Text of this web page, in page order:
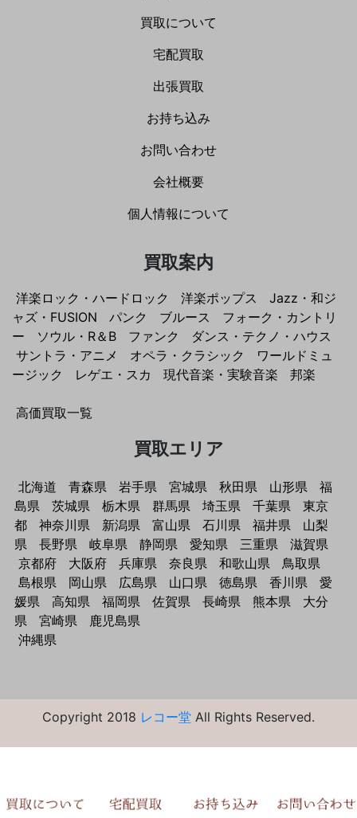
買取について
宅配買取
出張買取
お持ち込み
お問い合わせ
会社概要
個人情報について
買取案内
洋楽ロック・ハードロック 洋楽ポップス
Jazz・和ジ
ャズ・FUSION
パンク ブルース
フォーク・カントリ
ー
ソウル・R＆B ファンク
ダンス・テクノ・ハウス
サントラ・アニメ
オペラ・クラシック
ワールドミュ
ージック
レゲエ・スカ 現代音楽・実験音楽 邦楽
高価買取一覧
買取エリア
北海道 青森県 岩手県 宮城県 秋田県 山形県
福
島県
茨城県 栃木県 群馬県 埼玉県 千葉県
東京
都
神奈川県 新潟県 富山県 石川県 福井県
山梨
県
長野県 岐阜県 静岡県 愛知県 三重県
滋賀県
京都府
大阪府 兵庫県 奈良県 和歌山県
鳥取県
島根県
岡山県 広島県 山口県 徳島県 香川県
愛
媛県
高知県 福岡県 佐賀県 長崎県 熊本県
大分
県
宮崎県
鹿児島県
沖縄県
Copyright 2018 レコー堂 All Rights Reserved.